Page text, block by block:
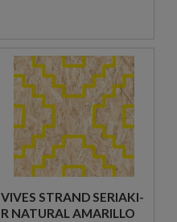
VIVES STRAND SERIAKI-
R NATURAL AMARILLO